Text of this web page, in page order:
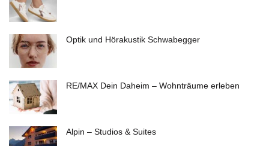
Optik und Hörakustik Schwabegger
RE/MAX Dein Daheim – Wohnträume erleben
Alpin – Studios & Suites